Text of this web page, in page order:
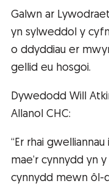
Galwn ar
yn sylweddol y
o ddyddiau er
gellid eu hosgoi.
Dywedodd Will
Allanol CHC:
“Er rhai
mae’r cynnydd yn
cynnydd mewn ôl-